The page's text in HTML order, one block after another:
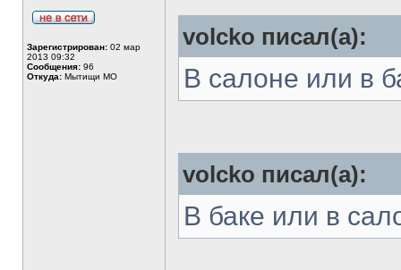
Зарегистрирован: 02 мар
2013 09:32
Сообщения: 96
Откуда: Мытищи МО
volcko писал(а):
В салоне или в
volcko писал(а):
В баке или в